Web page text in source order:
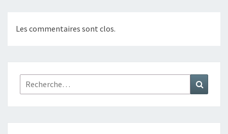
Les commentaires sont clos.
Rechercher :